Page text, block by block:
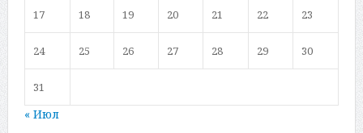
17 18 19 20 21 22 23
24 25 26 27 28 29 30
31
« Июл